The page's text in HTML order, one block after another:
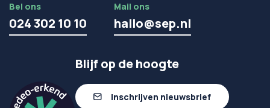
Bel ons
024 302 10 10
Mail ons
hallo@sep.nl
Blijf op de hoogte
Inschrijven nieuwsbrief